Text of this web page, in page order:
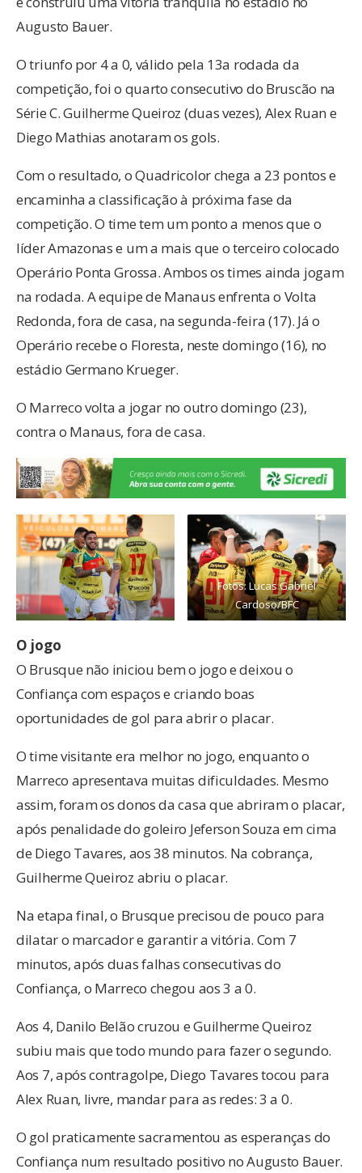
Augusto Bauer.
O triunfo por 4 a 0, válido pela 13a rodada da
competição, foi o quarto consecutivo do Bruscão na
Série C. Guilherme Queiroz (duas vezes), Alex Ruan e
Diego Mathias anotaram os gols.
Com o resultado, o Quadricolor chega a 23 pontos e
encaminha a classificação à próxima fase da
competição. O time tem um ponto a menos que o
líder Amazonas e um a mais que o terceiro colocado
Operário Ponta Grossa. Ambos os times ainda jogam
na rodada. A equipe de Manaus enfrenta o Volta
Redonda, fora de casa, na segunda-feira (17). Já o
Operário recebe o Floresta, neste domingo (16), no
estádio Germano Krueger.
O Marreco volta a jogar no outro domingo (23),
contra o Manaus, fora de casa.
Fotos: Lucas Gabriel
Cardoso/BFC
O jogo
O Brusque não iniciou bem o jogo e deixou o
Confiança com espaços e criando boas
oportunidades de gol para abrir o placar.
O time visitante era melhor no jogo, enquanto o
Marreco apresentava muitas dificuldades. Mesmo
assim, foram os donos da casa que abriram o placar,
após penalidade do goleiro Jeferson Souza em cima
de Diego Tavares, aos 38 minutos. Na cobrança,
Guilherme Queiroz abriu o placar.
Na etapa final, o Brusque precisou de pouco para
dilatar o marcador e garantir a vitória. Com 7
minutos, após duas falhas consecutivas do
Confiança, o Marreco chegou aos 3 a 0.
Aos 4, Danilo Belão cruzou e Guilherme Queiroz
subiu mais que todo mundo para fazer o segundo.
Aos 7, após contragolpe, Diego Tavares tocou para
Alex Ruan, livre, mandar para as redes: 3 a 0.
O gol praticamente sacramentou as esperanças do
Confiança num resultado positivo no Augusto Bauer.